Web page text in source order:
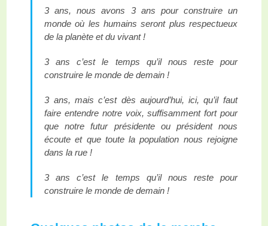
3 ans, nous avons 3 ans pour construire un
monde où les humains seront plus respectueux
de la planète et du vivant !
3 ans c’est le temps qu’il nous reste pour
construire le monde de demain !
3 ans, mais c’est dès aujourd’hui, ici, qu’il faut
faire entendre notre voix, suffisamment fort pour
que notre futur présidente ou président nous
écoute et que toute la population nous rejoigne
dans la rue !
3 ans c’est le temps qu’il nous reste pour
construire le monde de demain !